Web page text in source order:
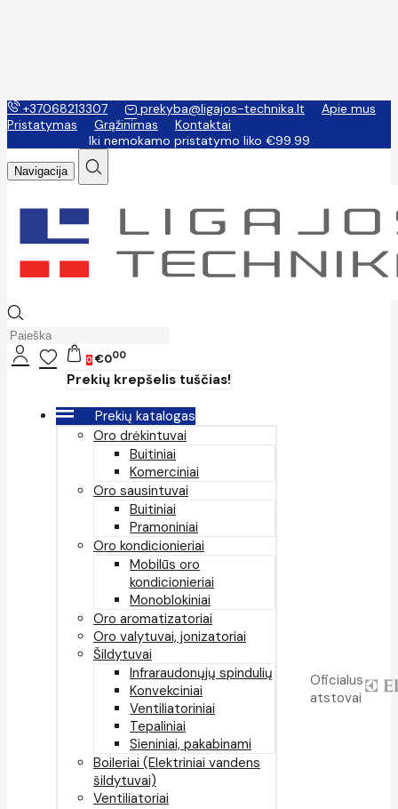
+37068213307 prekyba@ligajos-technika.lt
Apie mus
Pristatymas
Grąžinimas
Kontaktai
Iki nemokamo pristatymo liko €99.99
Navigacija
0 €000
Prekių krepšelis tuščias!
Prekių katalogas
Oro drėkintuvai
Buitiniai
Komerciniai
Oro sausintuvai
Buitiniai
Pramoniniai
Oro kondicionieriai
Mobilūs oro
kondicionieriai
Monoblokiniai
Oro aromatizatoriai
Oro valytuvai, jonizatoriai
Šildytuvai
Infraraudonųjų spindulių
Konvekciniai
Ventiliatoriniai
Tepaliniai
Sieniniai, pakabinami
Boileriai (Elektriniai vandens
šildytuvai)
Ventiliatoriai
Oficialus
atstovai